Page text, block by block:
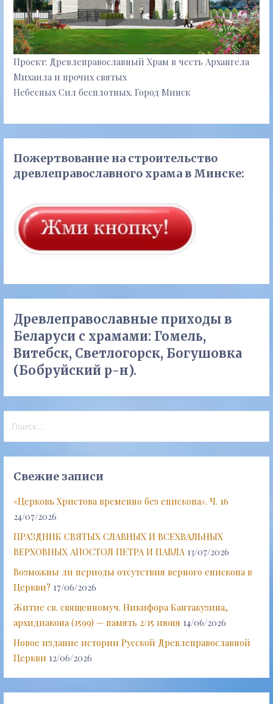
Проект: Древлеправославный Храм в честь Архангела
Михаила и прочих святых
Небесных Сил бесплотных. Город Минск
Пожертвование на строительство
древлеправославного храма в Минске:
Древлеправославные приходы в
Беларуси с храмами: Гомель,
Витебск, Светлогорск, Богушовка
(Бобруйский р-н).
Свежие записи
«Церковь Христова временно без епископа». Ч. 16
24/07/2026
ПРАЗДНИК СВЯТЫХ СЛАВНЫХ И ВСЕХВАЛЬНЫХ
ВЕРХОВНЫХ АПОСТОЛ ПЕТРА И ПАВЛА 13/07/2026
Возможны ли периоды отсутствия верного епископа в
Церкви? 17/06/2026
Житие св. священномуч. Никифора Кантакузина,
архидиакона (1599) — память 2/15 июня 14/06/2026
Новое издание истории Русской Древлеправославной
Церкви 12/06/2026